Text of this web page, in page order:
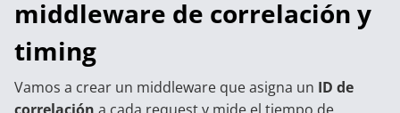
middleware de correlación y
timing
Vamos a crear un middleware que asigna un ID de